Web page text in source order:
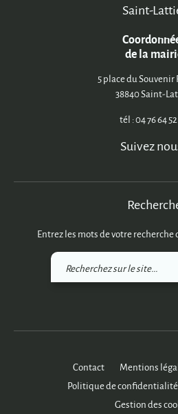
Saint-
de la
5 place du Souvenir
38840 Saint-
tél : 04 76 64
Suivez
Entrez les mots de votre recherche
Recherchez
Contact
Mentions
Politique de confidentialité
Gestion des